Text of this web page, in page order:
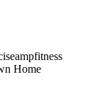
Home